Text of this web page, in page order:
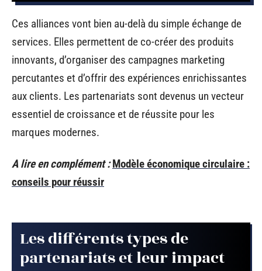
Ces alliances vont bien au-delà du simple échange de
services. Elles permettent de co-créer des produits
innovants, d’organiser des campagnes marketing
percutantes et d’offrir des expériences enrichissantes
aux clients. Les partenariats sont devenus un vecteur
essentiel de croissance et de réussite pour les
marques modernes.
A lire en complément : Modèle économique circulaire :
conseils pour réussir
Les différents types de
partenariats et leur impact